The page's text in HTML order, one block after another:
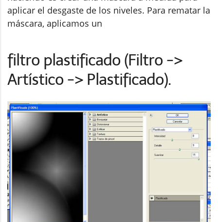
aplicar el desgaste de los niveles. Para rematar la
máscara, aplicamos un
filtro plastificado (Filtro ->
Artístico -> Plastificado).